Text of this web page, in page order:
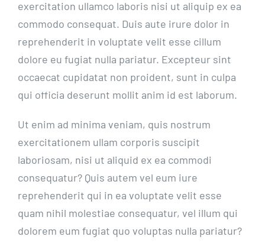
exercitation ullamco laboris nisi ut aliquip ex ea
commodo consequat. Duis aute irure dolor in
reprehenderit in voluptate velit esse cillum
dolore eu fugiat nulla pariatur. Excepteur sint
occaecat cupidatat non proident, sunt in culpa
qui officia deserunt mollit anim id est laborum.
Ut enim ad minima veniam, quis nostrum
exercitationem ullam corporis suscipit
laboriosam, nisi ut aliquid ex ea commodi
consequatur? Quis autem vel eum iure
reprehenderit qui in ea voluptate velit esse
quam nihil molestiae consequatur, vel illum qui
dolorem eum fugiat quo voluptas nulla pariatur?